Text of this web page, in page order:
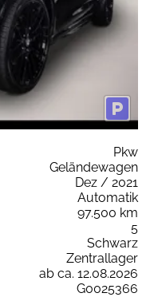
Pkw
Geländewagen
Dez / 2021
Automatik
97.500 km
5
Schwarz
Zentrallager
ab ca. 12.08.2026
G0025366